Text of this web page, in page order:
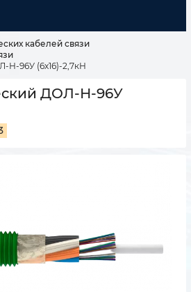
кабелей связи
Н-96У (6х16)-2,7кН
ДОЛ-Н-96У